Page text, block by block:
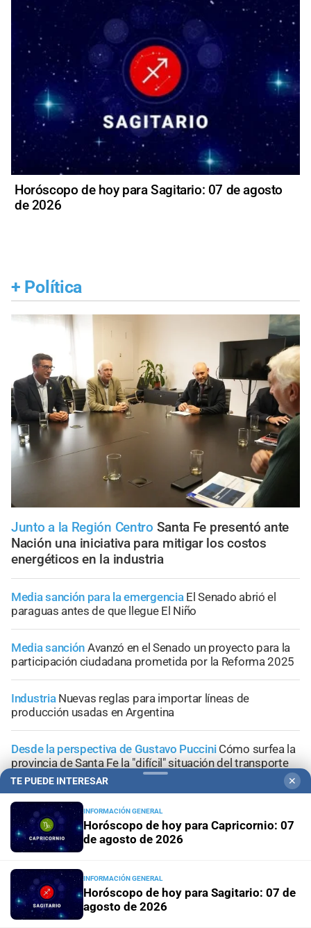
Horóscopo de hoy para Sagitario: 07 de agosto
de 2026
+ Política
Junto a la Región Centro Santa Fe presentó ante
Nación una iniciativa para mitigar los costos
energéticos en la industria
Media sanción para la emergencia El Senado abrió el
paraguas antes de que llegue El Niño
Media sanción Avanzó en el Senado un proyecto para la
participación ciudadana prometida por la Reforma 2025
Industria Nuevas reglas para importar líneas de
producción usadas en Argentina
Desde la perspectiva de Gustavo Puccini Cómo surfea la
provincia de Santa Fe la "difícil" situación del transporte
interurbano
TE PUEDE INTERESAR ✕
INFORMACIÓN GENERAL
Horóscopo de hoy para Capricornio: 07
de agosto de 2026
INFORMACIÓN GENERAL
Horóscopo de hoy para Sagitario: 07 de
agosto de 2026